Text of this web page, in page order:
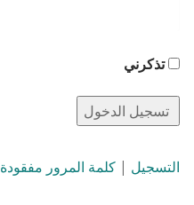
تذكرني
التسجيل | كلمة المرور مفقودة